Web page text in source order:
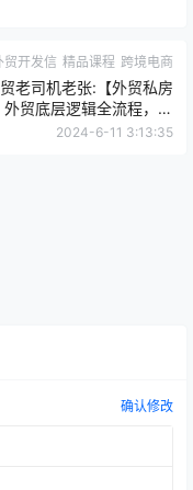
贸开发信 精品课程 跨境电商
老司机老张:【外贸私房
外贸底层逻辑全流程，外
贸百强经理人
2024-6-11 3:13:35
确认修改